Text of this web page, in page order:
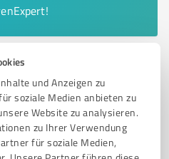
und Anzeigen zu
soziale Medien anbieten zu
Website zu analysieren.
zu Ihrer Verwendung
für soziale Medien,
in Schwerte – Ausbildung